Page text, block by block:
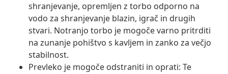
shranjevanje, opremljen z torbo odporno na
vodo za shranjevanje blazin, igrač in drugih
stvari. Notranjo torbo je mogoče varno pritrditi
na zunanje pohištvo s kavljem in zanko za večjo
stabilnost.
Prevleko je mogoče odstraniti in oprati: Te